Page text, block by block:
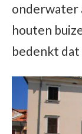
onderwater
houten
bedenkt dat